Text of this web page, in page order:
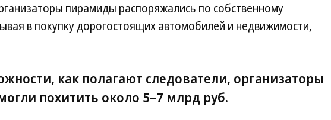
пирамиды распоряжались по собственному
в покупку дорогостоящих автомобилей и недвижимости,
как полагают следователи, организаторы
похитить около 5–7 млрд руб.